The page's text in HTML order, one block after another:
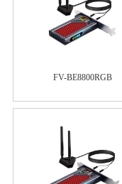
FV-BE8800RGB